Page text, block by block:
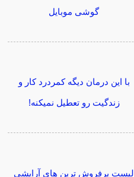
گوشی موبایل
با این درمان دیگه کمردرد کار و
زندگیت رو تعطیل نمیکنه!
لیست پرفروش ترین های آرایشی